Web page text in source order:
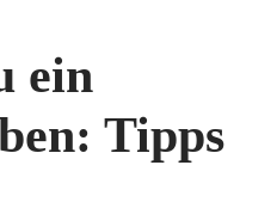
ein
Tipps